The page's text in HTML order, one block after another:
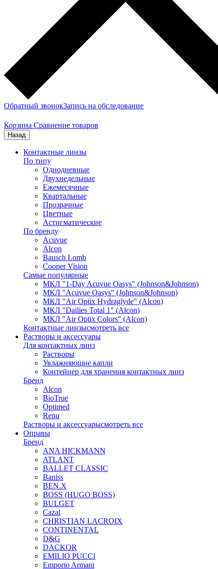
Обратный звонокЗапись на обследование
Корзина Сравнение товаров
Назад
Контактные линзы
По типу
Однодневные
Двухнедельные
Ежемесячные
Квартальные
Прозрачные
Цветные
Астигматические
По бренду
Acuvue
Alcon
Bausch Lomb
Cooper Vision
Самые популярные
МКЛ "1-Day Acuvue Oasys" (Johnson&Johnson)
МКЛ "Acuvue Oasys" (Johnson&Johnson)
МКЛ "Air Optix Hydraglyde" (Alcon)
МКЛ "Dailies Total 1" (Alcon)
МКЛ "Air Optix Colors" (Alcon)
Контактные линзысмотреть все
Растворы и аксессуары
Для контактных линз
Растворы
Увлажняющие капли
Контейнер для хранения контактных линз
Бренд
Alcon
BioTrue
Optimed
Renu
Растворы и аксессуарысмотреть все
Оправы
Бренд
ANA HICKMANN
ATLANT
BALLET CLASSIC
Baniss
BEN.X
BOSS (HUGO BOSS)
BULGET
Cazal
CHRISTIAN LACROIX
CONTINENTAL
D&G
DACKOR
EMILIO PUCCI
Emporio Armani